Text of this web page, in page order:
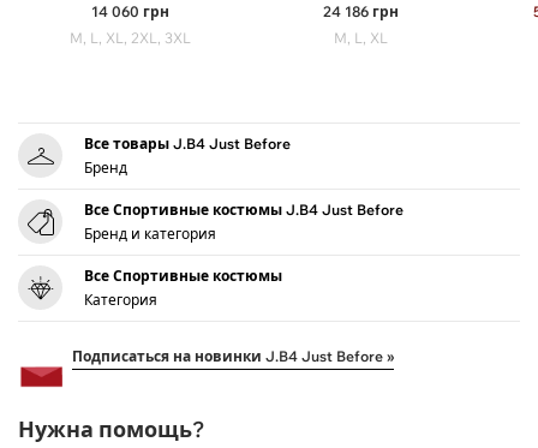
14 060 грн
M, L, XL, 2XL, 3XL
24 186 грн
M, L, XL
Все товары J.B4 Just Before
Бренд
Все Спортивные костюмы J.B4 Just Before
Бренд и категория
Все Спортивные костюмы
Категория
Подписаться на новинки J.B4 Just Before »
Нужна помощь?